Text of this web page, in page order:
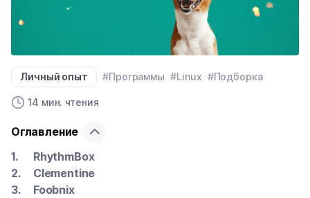
Личный опыт #Программы #Linux #Подборка
14 мин. чтения
Оглавление
RhythmBox
Clementine
Foobnix